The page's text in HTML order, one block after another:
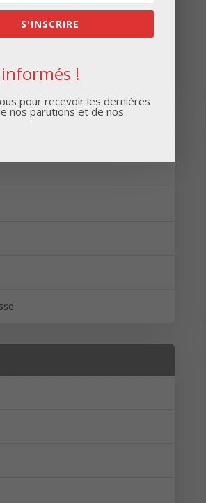
S'INSCRIRE
S'INSCRIRE
!
pour recevoir les dernières
nos parutions et de nos